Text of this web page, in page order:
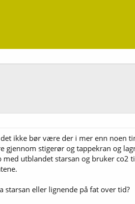
ikke bør være der i mer enn noen
stigerør og tappekran og
utblandet starsan og bruker co2
starsan eller lignende på fat over tid?